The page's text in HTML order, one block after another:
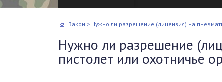
Закон > Нужно ли разрешение (лицензия) на
Нужно ли разрешение
пистолет или охотничье